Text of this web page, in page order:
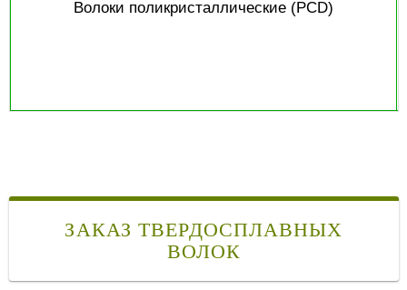
Волоки поликристаллические (PCD)
ЗАКАЗ ТВЕРДОСПЛАВНЫХ
ВОЛОК